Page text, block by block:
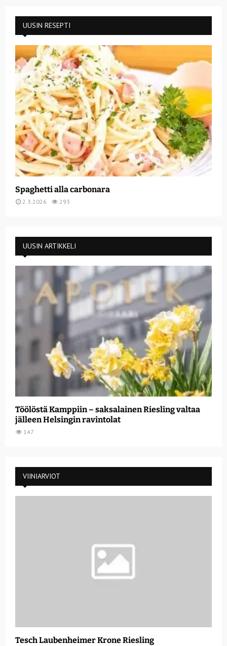
UUSIN RESEPTI
Spaghetti alla carbonara
2.3.2026 293
UUSIN ARTIKKELI
Töölöstä Kamppiin – saksalainen Riesling valtaa
jälleen Helsingin ravintolat
147
VIINIARVIOT
Tesch Laubenheimer Krone Riesling